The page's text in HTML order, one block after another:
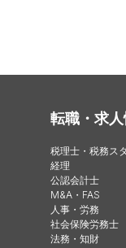
転職・求
税理士・税務ス
経理
公認会計士
M&A・FAS
人事・労務
社会保険労務士
法務・知財